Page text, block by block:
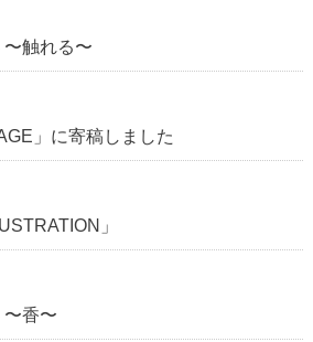
触れる〜
」に寄稿しました
」
香〜